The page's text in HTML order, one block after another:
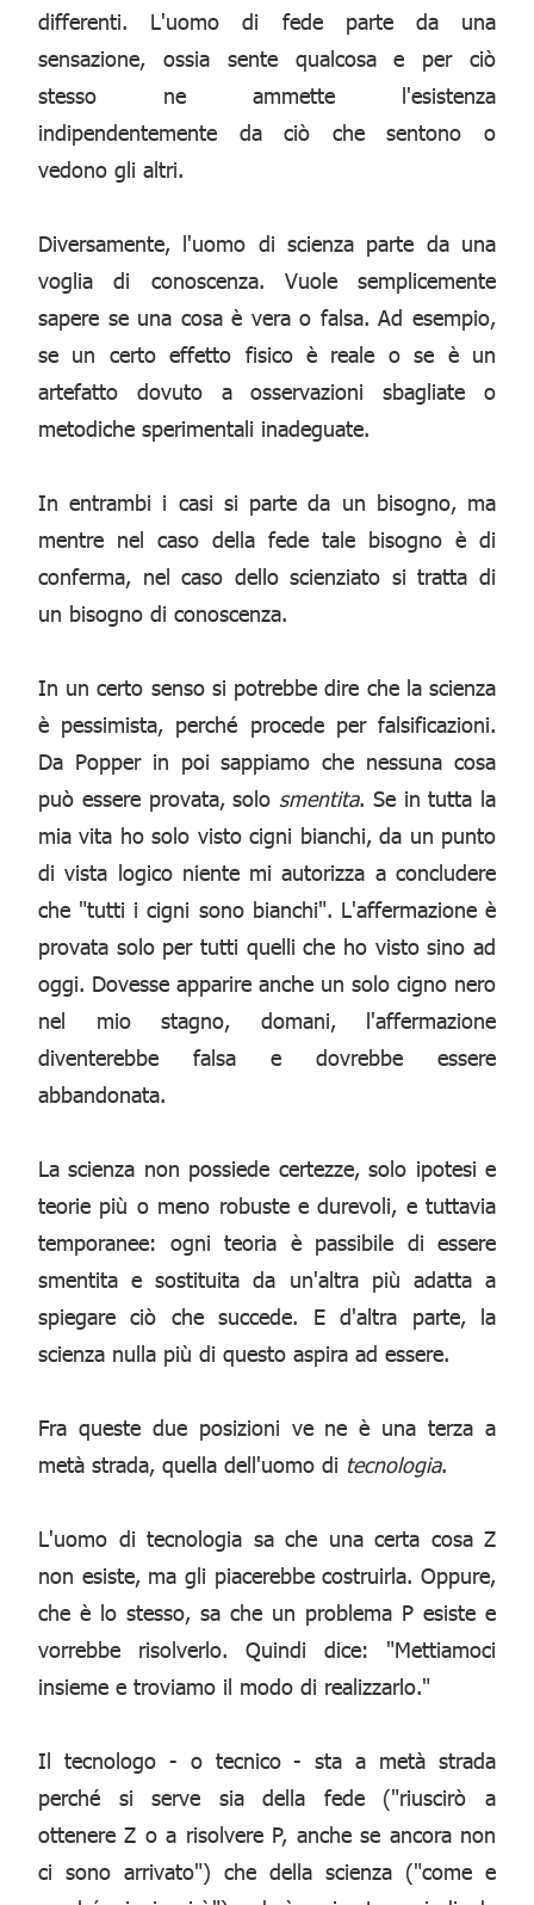
differenti. L'uomo di fede parte da una
sensazione, ossia sente qualcosa e per ciò
stesso ne ammette l'esistenza
indipendentemente da ciò che sentono o
vedono gli altri.
Diversamente, l'uomo di scienza parte da una
voglia di conoscenza. Vuole semplicemente
sapere se una cosa è vera o falsa. Ad esempio,
se un certo effetto fisico è reale o se è un
artefatto dovuto a osservazioni sbagliate o
metodiche sperimentali inadeguate.
In entrambi i casi si parte da un bisogno, ma
mentre nel caso della fede tale bisogno è di
conferma, nel caso dello scienziato si tratta di
un bisogno di conoscenza.
In un certo senso si potrebbe dire che la scienza
è pessimista, perché procede per falsificazioni.
Da Popper in poi sappiamo che nessuna cosa
può essere provata, solo smentita. Se in tutta la
mia vita ho solo visto cigni bianchi, da un punto
di vista logico niente mi autorizza a concludere
che "tutti i cigni sono bianchi". L'affermazione è
provata solo per tutti quelli che ho visto sino ad
oggi. Dovesse apparire anche un solo cigno nero
nel mio stagno, domani, l'affermazione
diventerebbe falsa e dovrebbe essere
abbandonata.
La scienza non possiede certezze, solo ipotesi e
teorie più o meno robuste e durevoli, e tuttavia
temporanee: ogni teoria è passibile di essere
smentita e sostituita da un'altra più adatta a
spiegare ciò che succede. E d'altra parte, la
scienza nulla più di questo aspira ad essere.
Fra queste due posizioni ve ne è una terza a
metà strada, quella dell'uomo di tecnologia.
L'uomo di tecnologia sa che una certa cosa Z
non esiste, ma gli piacerebbe costruirla. Oppure,
che è lo stesso, sa che un problema P esiste e
vorrebbe risolverlo. Quindi dice: "Mettiamoci
insieme e troviamo il modo di realizzarlo."
Il tecnologo - o tecnico - sta a metà strada
perché si serve sia della fede ("riuscirò a
ottenere Z o a risolvere P, anche se ancora non
ci sono arrivato") che della scienza ("come e